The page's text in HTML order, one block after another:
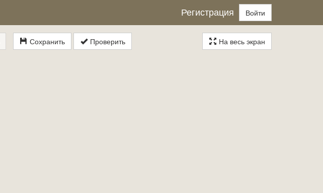
Регистрация Войти
На весь экран
Сохранить Проверить